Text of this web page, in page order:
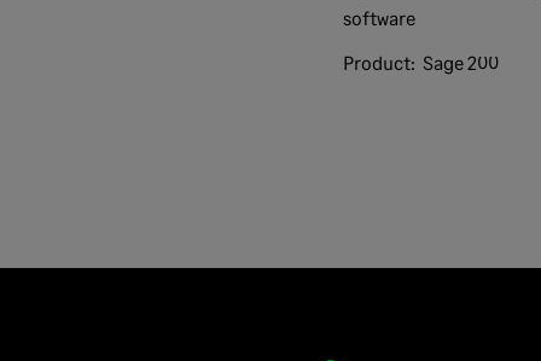
software
Product: Sage 200